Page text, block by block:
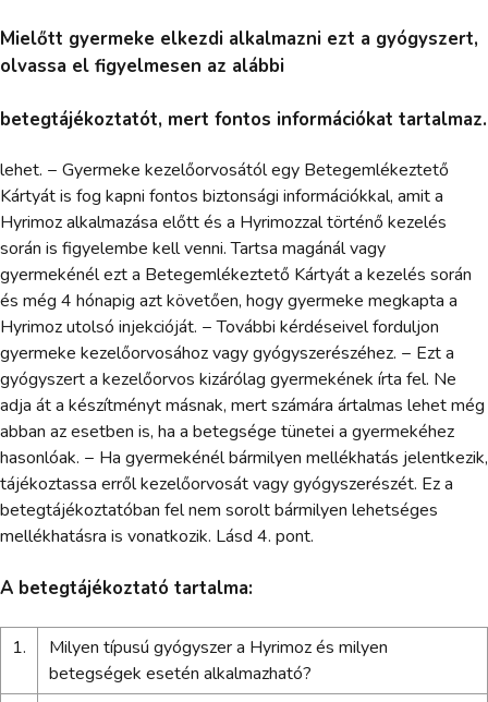
Mielőtt gyermeke elkezdi alkalmazni ezt a gyógyszert,
olvassa el figyelmesen az alábbi
betegtájékoztatót, mert fontos információkat tartalmaz.
lehet. − Gyermeke kezelőorvosától egy Betegemlékeztető
Kártyát is fog kapni fontos biztonsági információkkal, amit a
Hyrimoz alkalmazása előtt és a Hyrimozzal történő kezelés
során is figyelembe kell venni. Tartsa magánál vagy
gyermekénél ezt a Betegemlékeztető Kártyát a kezelés során
és még 4 hónapig azt követően, hogy gyermeke megkapta a
Hyrimoz utolsó injekcióját. − További kérdéseivel forduljon
gyermeke kezelőorvosához vagy gyógyszerészéhez. − Ezt a
gyógyszert a kezelőorvos kizárólag gyermekének írta fel. Ne
adja át a készítményt másnak, mert számára ártalmas lehet még
abban az esetben is, ha a betegsége tünetei a gyermekéhez
hasonlóak. − Ha gyermekénél bármilyen mellékhatás jelentkezik,
tájékoztassa erről kezelőorvosát vagy gyógyszerészét. Ez a
betegtájékoztatóban fel nem sorolt bármilyen lehetséges
mellékhatásra is vonatkozik. Lásd 4. pont.
A betegtájékoztató tartalma:
1.
Milyen típusú gyógyszer a Hyrimoz és milyen
betegségek esetén alkalmazható?